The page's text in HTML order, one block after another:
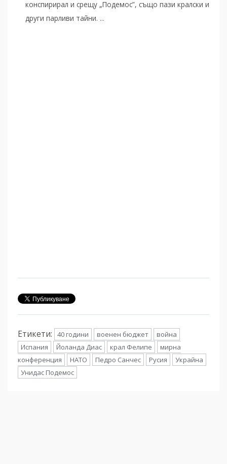
конспирирал и срещу „Подемос”, също пази кралски и
други парливи тайни. ...
Етикети: 40 години военен бюджет
война
Испания
Йоланда Диас крал Фелипе
мирна
конференция
НАТО Педро Санчес Русия
Украйна
Унидас Подемос